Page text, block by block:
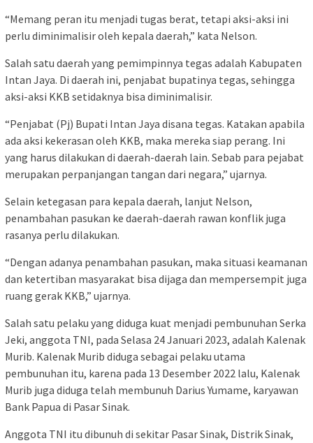
“Memang peran itu menjadi tugas berat, tetapi aksi-aksi ini
perlu diminimalisir oleh kepala daerah,” kata Nelson.
Salah satu daerah yang pemimpinnya tegas adalah Kabupaten
Intan Jaya. Di daerah ini, penjabat bupatinya tegas, sehingga
aksi-aksi KKB setidaknya bisa diminimalisir.
“Penjabat (Pj) Bupati Intan Jaya disana tegas. Katakan apabila
ada aksi kekerasan oleh KKB, maka mereka siap perang. Ini
yang harus dilakukan di daerah-daerah lain. Sebab para pejabat
merupakan perpanjangan tangan dari negara,” ujarnya.
Selain ketegasan para kepala daerah, lanjut Nelson,
penambahan pasukan ke daerah-daerah rawan konflik juga
rasanya perlu dilakukan.
“Dengan adanya penambahan pasukan, maka situasi keamanan
dan ketertiban masyarakat bisa dijaga dan mempersempit juga
ruang gerak KKB,” ujarnya.
Salah satu pelaku yang diduga kuat menjadi pembunuhan Serka
Jeki, anggota TNI, pada Selasa 24 Januari 2023, adalah Kalenak
Murib. Kalenak Murib diduga sebagai pelaku utama
pembunuhan itu, karena pada 13 Desember 2022 lalu, Kalenak
Murib juga diduga telah membunuh Darius Yumame, karyawan
Bank Papua di Pasar Sinak.
Anggota TNI itu dibunuh di sekitar Pasar Sinak, Distrik Sinak,